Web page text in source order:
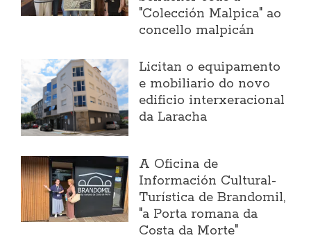
"Colección Malpica" ao
concello malpicán
Licitan o equipamento
e mobiliario do novo
edificio interxeracional
da Laracha
A Oficina de
Información Cultural-
Turística de Brandomil,
"a Porta romana da
Costa da Morte"